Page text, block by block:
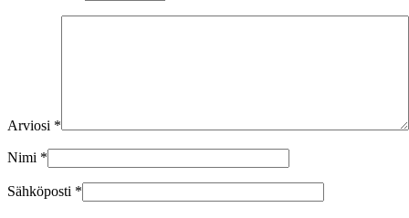
Arviosi *
Nimi *
Sähköposti *